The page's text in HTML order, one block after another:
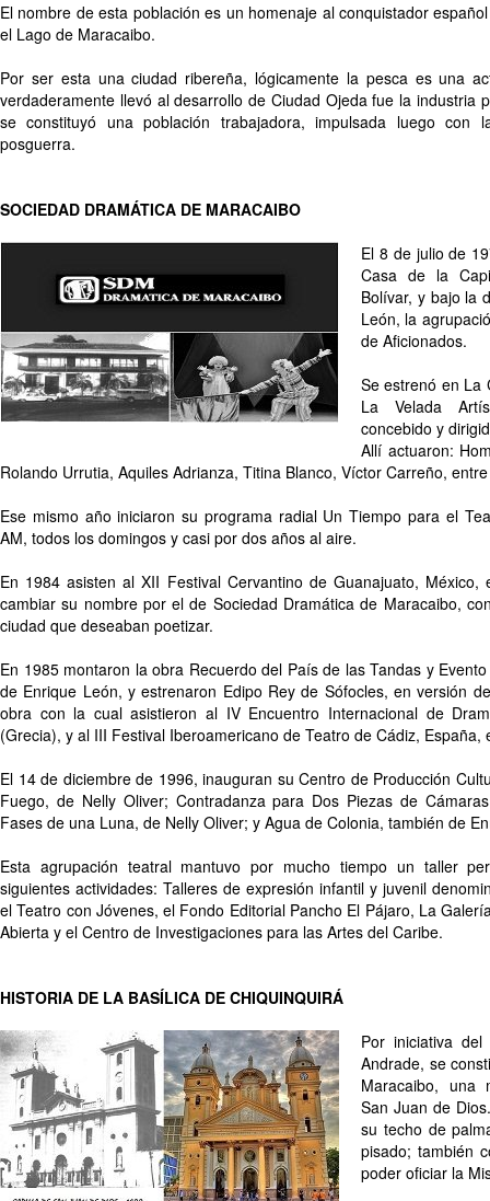
El nombre de esta población es un homenaje al conquistador
el Lago de Maracaibo.
Por ser esta una ciudad ribereña, lógicamente la pesca es una
verdaderamente llevó al desarrollo de Ciudad Ojeda fue la industria
se constituyó una población trabajadora, impulsada luego con
posguerra.
SOCIEDAD DRAMÁTICA DE MARACAIBO
El 8 de julio de
Casa de la
Bolívar, y bajo la
León, la
de Aficionados.
Se estrenó en La
La Velada
concebido y
Allí actuaron:
Rolando Urrutia, Aquiles Adrianza, Titina Blanco, Víctor Carreño,
Ese mismo año iniciaron su programa radial Un Tiempo para el
AM, todos los domingos y casi por dos años al aire.
En 1984 asisten al XII Festival Cervantino de Guanajuato,
cambiar su nombre por el de Sociedad Dramática de Maracaibo,
ciudad que deseaban poetizar.
En 1985 montaron la obra Recuerdo del País de las Tandas y
de Enrique León, y estrenaron Edipo Rey de Sófocles, en versión
obra con la cual asistieron al IV Encuentro Internacional de
(Grecia), y al III Festival Iberoamericano de Teatro de Cádiz, España,
El 14 de diciembre de 1996, inauguran su Centro de Producción
Fuego, de Nelly Oliver; Contradanza para Dos Piezas de
Fases de una Luna, de Nelly Oliver; y Agua de Colonia, también de
Esta agrupación teatral mantuvo por mucho tiempo un taller
siguientes actividades: Talleres de expresión infantil y juvenil
el Teatro con Jóvenes, el Fondo Editorial Pancho El Pájaro, La
Abierta y el Centro de Investigaciones para las Artes del Caribe.
HISTORIA DE LA BASÍLICA DE CHIQUINQUIRÁ
Por iniciativa
Andrade, se
Maracaibo, una
San Juan de
su techo de
pisado; también
poder oficiar la